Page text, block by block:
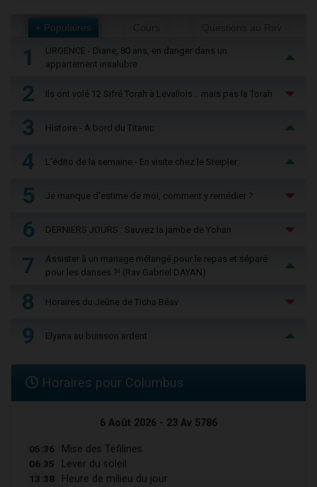
+ Populaires
1
URGENCE - Diane, 80 ans, en danger dans un
appartement insalubre
2 Ils ont volé 12 Sifré Torah à Levallois… mais pas la Torah
3 Histoire - À bord du Titanic
4 L'édito de la semaine - En visite chez le Steipler
5 Je manque d'estime de moi, comment y remédier ?
6 DERNIERS JOURS : Sauvez la jambe de Yohan
7
Assister à un mariage mélangé pour le repas et séparé
pour les danses ?! (Rav Gabriel DAYAN)
8 Horaires du Jeûne de Ticha Béav
9 Elyana au buisson ardent
Horaires pour Columbus
6 Août 2026 - 23 Av 5786
05:36 Mise des Téfilines
06:35 Lever du soleil
13:38 Heure de milieu du jour